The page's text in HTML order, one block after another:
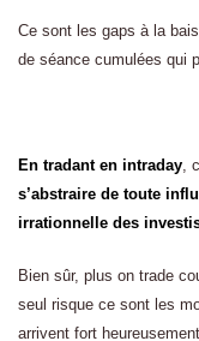
Ce sont les gaps à la
de séance cumulées qui
En tradant en intraday,
s’abstraire de toute
irrationnelle des
Bien sûr, plus on trade
seul risque ce sont les
arrivent fort